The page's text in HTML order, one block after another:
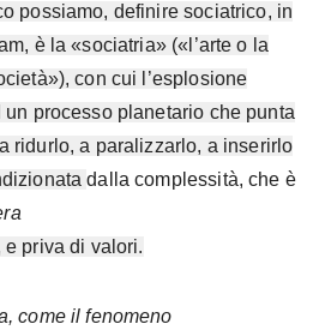
possiamo, definire sociatrico, in
è la «sociatria» («l’arte o la
con cui l’esplosione
processo planetario che punta
ridurlo, a paralizzarlo, a inserirlo
dalla complessità, che è
e priva di valori.
come il fenomeno